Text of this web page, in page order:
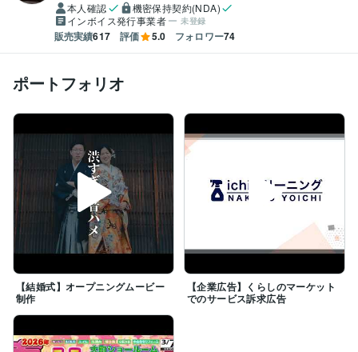
本人確認
機密保持契約(NDA)
インボイス発行事業者
未登録
販売実績617 評価 5.0 フォロワー74
ポートフォリオ
【結婚式】オープニングムービー
制作
【企業広告】くらしのマーケット
でのサービス訴求広告